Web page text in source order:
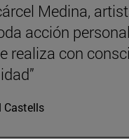
Medina,
acción
realiza con
Castells